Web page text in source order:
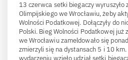
13 czerwca setki biegaczy wyruszyło
Olimpijskiego we Wrocławiu, żeby
Wolności Podatkowej. Dołączyły do
Polski. Bieg Wolności Podatkowej już
we Wrocławiu zameldowało się
zmierzyli się na dystansach 5 i 10